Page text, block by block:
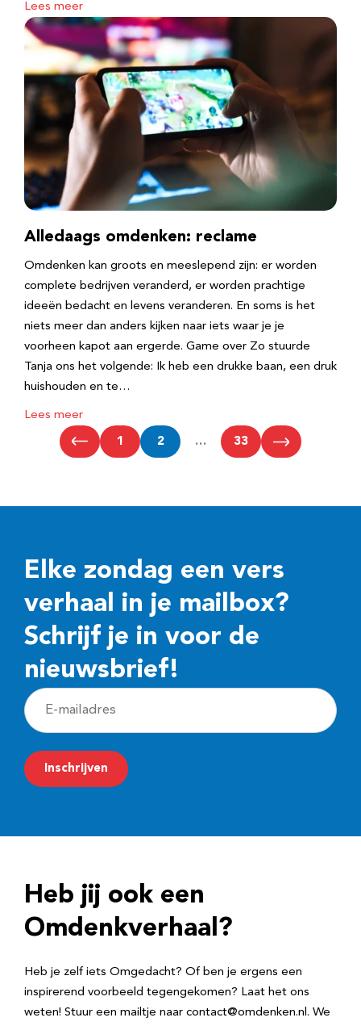
Lees meer
Alledaags omdenken: reclame
Omdenken kan groots en meeslepend zijn: er worden
complete bedrijven veranderd, er worden prachtige
ideeën bedacht en levens veranderen. En soms is het
niets meer dan anders kijken naar iets waar je je
voorheen kapot aan ergerde. Game over Zo stuurde
Tanja ons het volgende: Ik heb een drukke baan, een druk
huishouden en te…
Lees meer
1 2 … 33
Elke zondag een vers
verhaal in je mailbox?
Schrijf je in voor de
nieuwsbrief!
E
-
m
a
r
e
Inschrijven
Heb jij ook een
Omdenkverhaal?
Heb je zelf iets Omgedacht? Of ben je ergens een
inspirerend voorbeeld tegengekomen? Laat het ons
weten! Stuur een mailtje naar contact@omdenken.nl. We